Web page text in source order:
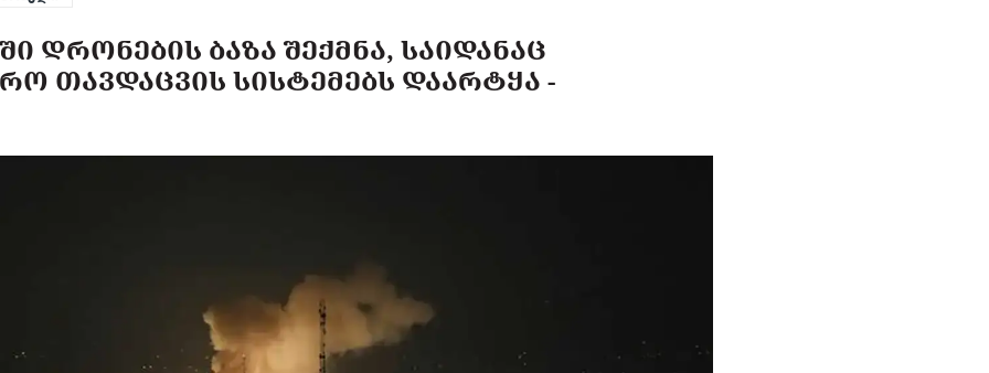
ᲓᲠᲝᲜᲔᲑᲘᲡ ᲑᲐᲖᲐ ᲨᲔᲥᲛᲜᲐ, ᲡᲐᲘᲓᲐᲜᲐᲪ
ᲗᲐᲕᲓᲐᲪᲕᲘᲡ ᲡᲘᲡᲢᲔᲛᲔᲑᲡ ᲓᲐᲐᲠᲢᲧᲐ -